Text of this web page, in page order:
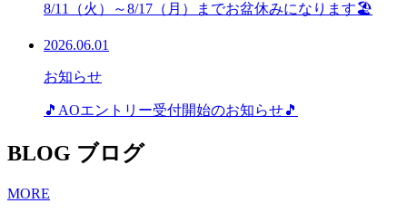
8/11（火）～8/17（月）までお盆休みになります🏖
2026.06.01
お知らせ
🎵AOエントリー受付開始のお知らせ🎵
BLOG ブログ
MORE